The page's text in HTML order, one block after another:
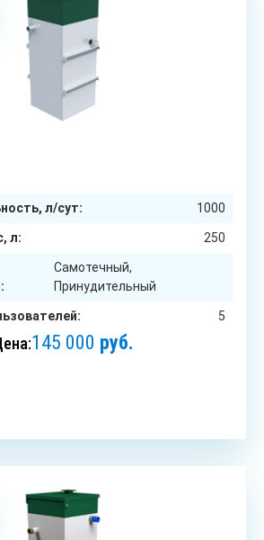
л/сут: 1000
л: 250
Самотечный,
Принудительный
5
145 000 руб.